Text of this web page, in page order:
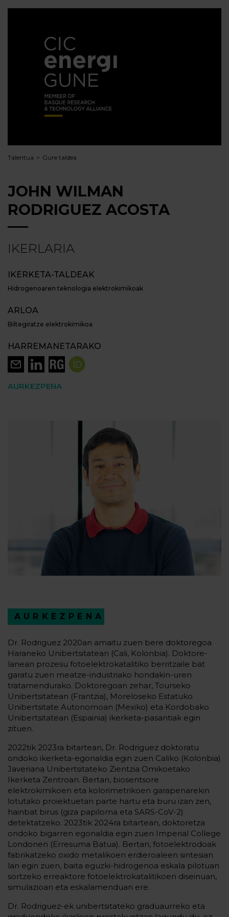
Talentua Gure taldea
JOHN WILMAN
RODRIGUEZ ACOSTA
IKERLARIA
IKERKETA-TALDEAK
Hidrogenoaren teknologia elektrokimikoak
ARLOA
Biltegiratze elektrokimikoa
HARREMANETARAKO
AURKEZPENA
AURKEZPENA
Dr. Rodriguez 2020an amaitu zuen bere doktoregoa
Haraneko Unibertsitatean (Cali, Kolonbia). Doktore-
lanean prozesu fotoelektrokatalitiko berritzaile bat
garatu zuen meatze-industriako hondakin-uren
tratamendurako. Doktoregoan zehar, Tourseko
Unibertsitatean (Frantzia), Moreloseko Estatuko
Unibertsitate Autonomoan (Mexiko) eta Kordobako
Unibertsitatean (Espainia) ikerketa-pasantiak egin
zituen.
2022tik 2023ra bitartean, Dr. Rodriguez doktoratu
ondoko ikerketa-egonaldia egin zuen Caliko (Kolonbia)
Javeriana Unibertsitateko Zientzia Omikoetako
Ikerketa Zentroan. Bertan, biosentsore
elektrokimikoen eta kolorimetrikoen garapenarekin
lotutako proiektuetan parte hartu eta buru izan zen,
hainbat birus (giza papiloma eta SARS-CoV-2)
detektatzeko. 2023tik 2024ra bitartean, doktoretza
ondoko bigarren egonaldia egin zuen Imperial College
Londonen (Erresuma Batua). Bertan, fotoelektrodoak
fabrikatzeko oxido metalikoen erdieroaleen sintesian
lan egin zuen, baita eguzki-hidrogenoa eskala pilotuan
sortzeko erreaktore fotoelektrokatalitikoen diseinuan,
simulazioan eta eskalamenduan ere.
Dr. Rodriguez-ek unibertsitateko graduaurreko eta